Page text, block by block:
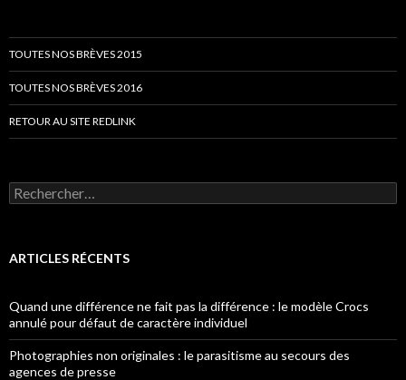
TOUTES NOS BRÈVES 2015
TOUTES NOS BRÈVES 2016
RETOUR AU SITE REDLINK
Rechercher :
ARTICLES RÉCENTS
Quand une différence ne fait pas la différence : le modèle Crocs
annulé pour défaut de caractère individuel
Photographies non originales : le parasitisme au secours des
agences de presse